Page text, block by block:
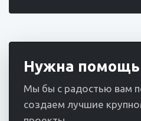
Нужна помощь
Мы бы с радостью вам
создаем лучшие